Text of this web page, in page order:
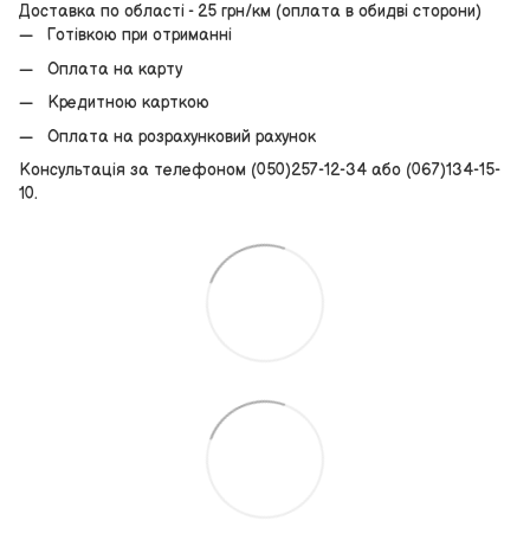
Доставка по області - 25 грн/км (оплата в обидві сторони)
Готівкою при отриманні
Оплата на карту
Кредитною карткою
Оплата на розрахунковий рахунок
Консультація за телефоном (050)257-12-34 або (067)134-15-
10.